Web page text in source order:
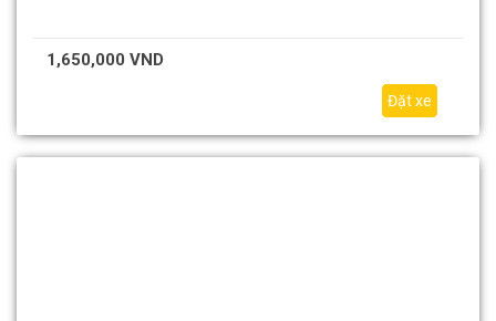
1,650,000 VND
Đặt xe